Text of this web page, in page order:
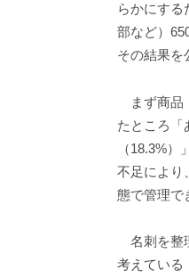
らかにする
部など）
その結果を
まず商品
たところ「
（18.3%
不足により
態で管理で
名刺を整
考えている